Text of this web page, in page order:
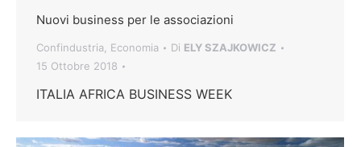
Nuovi business per le associazioni
Confindustria Economia Di ELY SZAJKOWICZ
15 Ottobre 2018
ITALIA AFRICA BUSINESS WEEK